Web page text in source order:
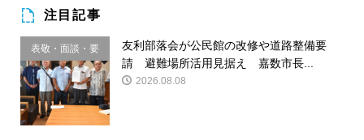
注目記事
表敬・面談・要
請
友利部落会が公民館の改修や道路整備要
請 避難場所活用見据え 嘉数市長...
2026.08.08